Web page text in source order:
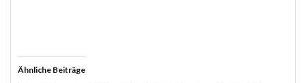
Ähnliche Beiträge